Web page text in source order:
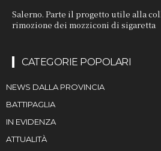
Salerno. Parte il progetto utile alla
rimozione dei mozziconi di sigaretta
CATEGORIE POPOLARI
NEWS DALLA PROVINCIA
BATTIPAGLIA
IN EVIDENZA
ATTUALITÀ